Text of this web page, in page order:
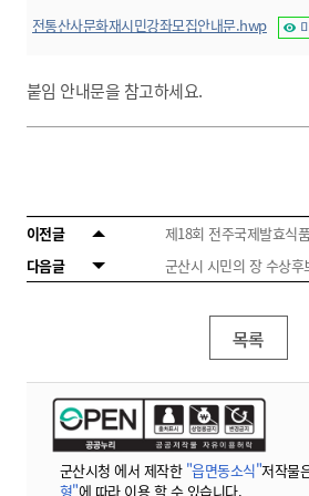
전통산사문화재시민강좌모집안내문.hwp
붙임 안내문을 참고하세요.
이전글
제18회 전주국제발효식
다음글
군산시 시민의 장 수상
목록
군산시청 에서 제작한 "읍면동소식"저작물
형"에 따라 이용 할 수 있습니다.